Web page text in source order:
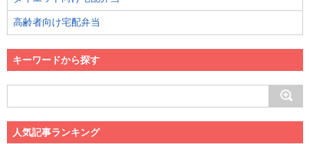
高齢者向け宅配弁当
キーワードから探す
人気記事ランキング